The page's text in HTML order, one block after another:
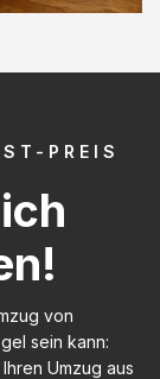
PREIS
von
sein kann:
Umzug aus